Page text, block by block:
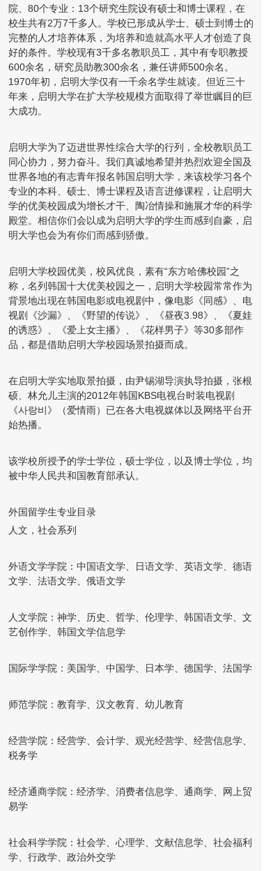
院、80个专业：13个研究生院设有硕士和博士课程，在
校生共有2万7千多人。学校已形成从学士、硕士到博士的
完整的人才培养体系，为培养和造就高水平人才创造了良
好的条件。学校现有3千多名教职员工，其中有专职教授
600余名，研究员助教300余名，兼任讲师500余名。
1970年初，启明大学仅有一千余名学生就读。但近三十
年来，启明大学在扩大学校规模方面取得了举世瞩目的巨
大成功。
启明大学为了迈进世界性综合大学的行列，全校教职员工
同心协力，努力奋斗。我们真诚地希望并热烈欢迎全国及
世界各地的有志青年报名韩国启明大学，来该校学习各个
专业的本科、硕士、博士课程及语言进修课程，让启明大
学的优美校园成为增长才干、陶冶情操和施展才华的科学
殿堂。相信你们会以成为启明大学的学生而感到自豪，启
明大学也会为有你们而感到骄傲。
启明大学校园优美，校风优良，素有“东方哈佛校园”之
称，名列韩国十大优美校园之一，启明大学校园常常作为
背景地出现在韩国电影或电视剧中，像电影《同感》、电
视剧《沙漏》、《野望的传说》、《昼夜3.98》、《夏娃
的诱惑》、《爱上女主播》、《花样男子》等30多部作
品，都是借助启明大学校园场景拍摄而成。
在启明大学实地取景拍摄，由尹锡湖导演执导拍摄，张根
硕、林允儿主演的2012年韩国KBS电视台时装电视剧
《사랑비》（爱情雨）已在各大电视媒体以及网络平台开
始热播。
该学校所授予的学士学位，硕士学位，以及博士学位，均
被中华人民共和国教育部承认。
外国留学生专业目录
人文，社会系列
外语文学学院：中国语文学、日语文学、英语文学、德语
文学、法语文学、俄语文学
人文学院：神学、历史、哲学、伦理学、韩国语文学、文
艺创作学、韩国文学信息学
国际学学院：美国学、中国学、日本学、德国学、法国学
师范学院：教育学、汉文教育、幼儿教育
经营学院：经营学、会计学、观光经营学、经营信息学、
税务学
经济通商学院：经济学、消费者信息学、通商学、网上贸
易学
社会科学学院：社会学、心理学、文献信息学、社会福利
学、行政学、政治外交学